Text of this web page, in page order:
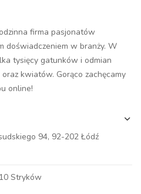
firma pasjonatów
doświadczeniem w branży. W
tysięcy gatunków i odmian
kwiatów. Gorąco zachęcamy
online!
94, 92-202 Łódź
Stryków